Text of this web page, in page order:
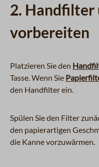
2. Handfilter
vorbereiten
Platzieren Sie den
Tasse. Wenn Sie
den Handfilter ein.
Spülen Sie den Filter
den papierartigen
die Kanne vorzuwärmen.